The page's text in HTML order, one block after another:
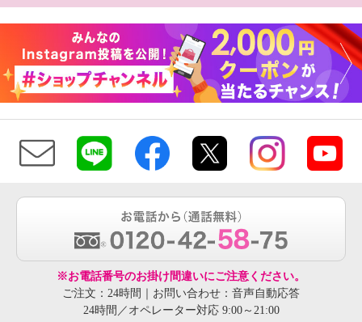
※お電話番号のお掛け間違いにご注意ください。
ご注文：24時間｜お問い合わせ：音声自動応答
24時間／オペレーター対応 9:00～21:00